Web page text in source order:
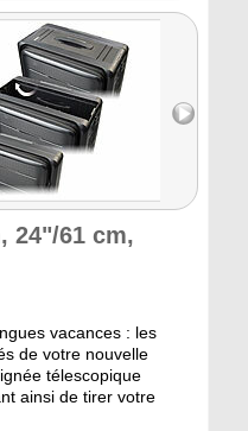
24"/61 cm,
vacances : les
de votre nouvelle
télescopique
ainsi de tirer votre